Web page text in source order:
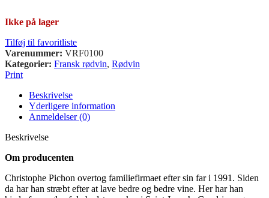
Ikke på lager
Tilføj til favoritliste
Varenummer: VRF0100
Kategorier: Fransk rødvin, Rødvin
Print
Beskrivelse
Yderligere information
Anmeldelser (0)
Beskrivelse
Om producenten
Christophe Pichon overtog familiefirmaet efter sin far i 1991. Siden
da har han stræbt efter at lave bedre og bedre vine. Her har han